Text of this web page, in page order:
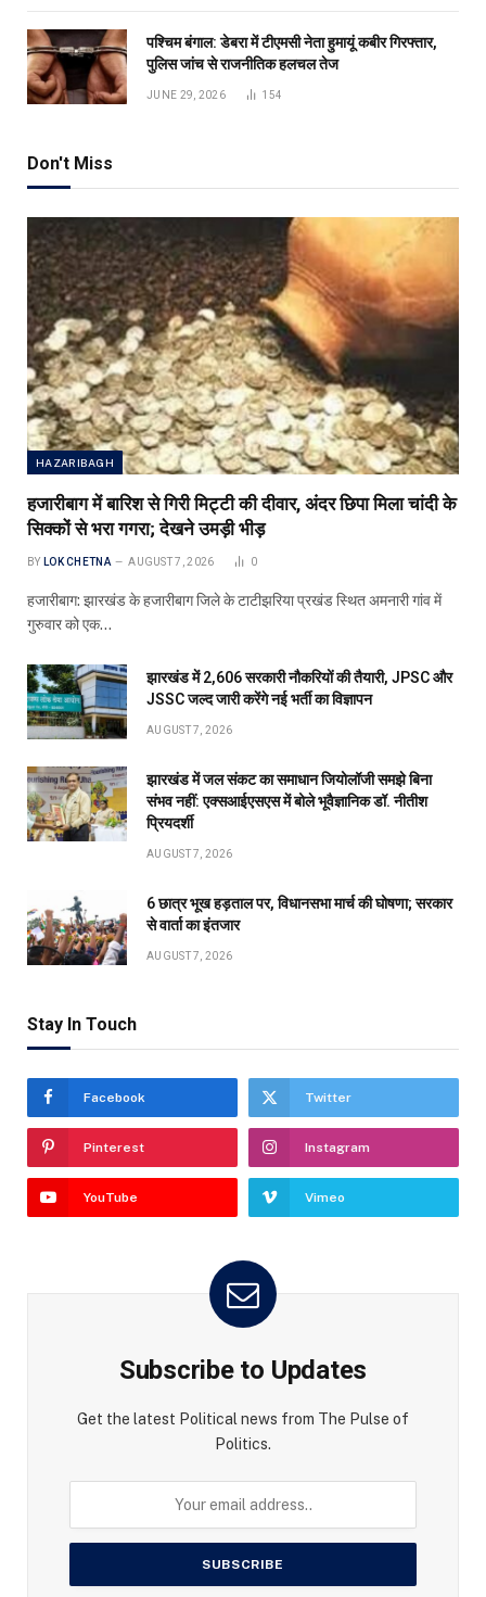
पश्चिम बंगाल: डेबरा में टीएमसी नेता हुमायूं कबीर गिरफ्तार,
पुलिस जांच से राजनीतिक हलचल तेज
JUNE 29, 2026 154
Don't Miss
HAZARIBAGH
हजारीबाग में बारिश से गिरी मिट्टी की दीवार, अंदर छिपा मिला चांदी के
सिक्कों से भरा गगरा; देखने उमड़ी भीड़
BY LOK CHETNA AUGUST 7, 2026 0
हजारीबाग: झारखंड के हजारीबाग जिले के टाटीझरिया प्रखंड स्थित अमनारी गांव में
गुरुवार को एक…
झारखंड में 2,606 सरकारी नौकरियों की तैयारी, JPSC और
JSSC जल्द जारी करेंगे नई भर्ती का विज्ञापन
AUGUST 7, 2026
झारखंड में जल संकट का समाधान जियोलॉजी समझे बिना
संभव नहीं: एक्सआईएसएस में बोले भूवैज्ञानिक डॉ. नीतीश
प्रियदर्शी
AUGUST 7, 2026
6 छात्र भूख हड़ताल पर, विधानसभा मार्च की घोषणा; सरकार
से वार्ता का इंतजार
AUGUST 7, 2026
Stay In Touch
Facebook Twitter
Pinterest Instagram
YouTube Vimeo
Subscribe to Updates
Get the latest Political news from The Pulse of
Politics.